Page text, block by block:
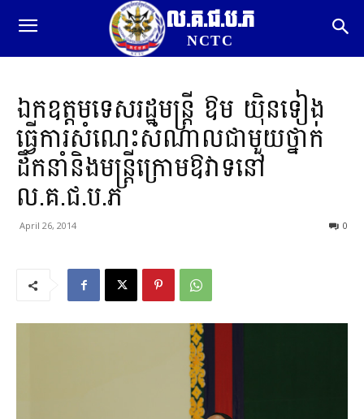
ល.គ.ជ.ប.ភ
NCTC
ឯក​ឧ​ត្តមទេសរដ្ឋមន្រ្តី ឱម យ៉ិនទៀង
ធ្វើការ​សំណេះ​សំណាល​ជាមួយថ្នាក់
ដឹកនាំនិងមន្ត្រី​ក្រោម​ឱវាទ​នៅ​
ល.គ.ជ.ប.ភ
April 26, 2014 0